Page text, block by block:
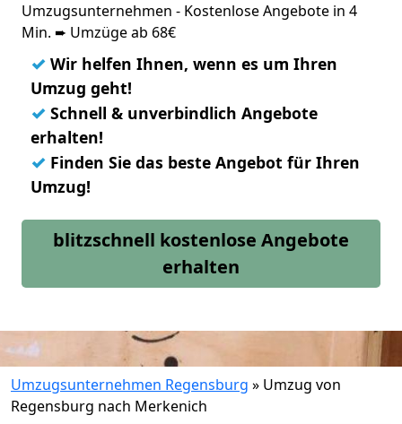
Umzugsunternehmen - Kostenlose Angebote in 4
Min. ➨ Umzüge ab 68€
✓ Wir helfen Ihnen, wenn es um Ihren
Umzug geht!
✓ Schnell & unverbindlich Angebote
erhalten!
✓ Finden Sie das beste Angebot für Ihren
Umzug!
blitzschnell kostenlose Angebote
erhalten
Umzugsunternehmen Regensburg » Umzug von
Regensburg nach Merkenich